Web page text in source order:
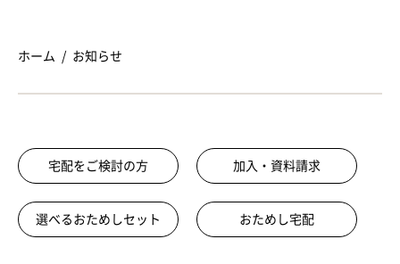
ホーム お知らせ
宅配をご検討の方 加入・資料請求
選べるおためしセット おためし宅配